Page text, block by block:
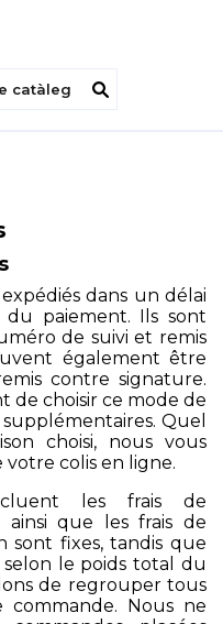
dans un délai
paiement. Ils sont
de suivi et remis
également être
contre signature.
de choisir ce mode de
supplémentaires. Quel
choisi, nous vous
colis en ligne.
les frais de
ainsi que les frais de
sont fixes, tandis que
selon le poids total du
de regrouper tous
commande. Nous ne